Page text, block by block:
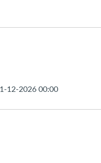
12-2026 00:00